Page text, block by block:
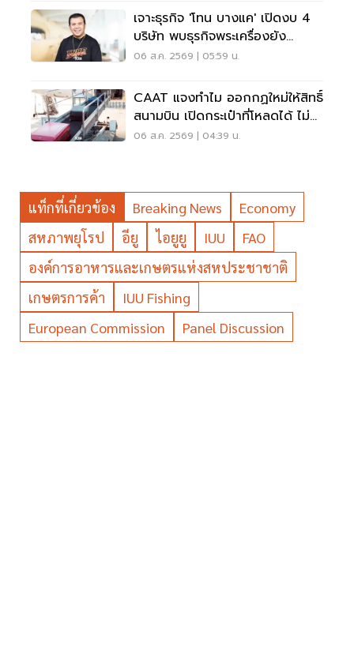
เจาะธุรกิจ 'โทน บางแค' เปิดงบ 4
บริษัท พบธุรกิจพระเครื่องยัง
ขาดทุน
06 ส.ค. 2569 | 05:59 น.
CAAT แจงทำไม ออกกฏใหม่ให้สิทธิ์
สนามบิน เปิดกระเป๋าที่โหลดได้ ไม่
ต้องเรียกเจ้าของ
06 ส.ค. 2569 | 04:39 น.
แท็กที่เกี่ยวข้อง Breaking News
Economy
สหภาพยุโรป
อียู ไอยูยู IUU
FAO
องค์การอาหารและเกษตรแห่งสหประชาชาติ
เกษตรการค้า
IUU Fishing
European Commission
Panel Discussion